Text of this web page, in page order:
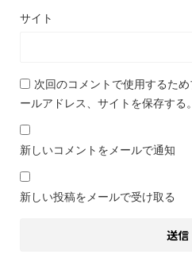
サイト
次回のコメントで使用するた
ールアドレス、サイトを保存する。
新しいコメントをメールで通知
新しい投稿をメールで受け取る